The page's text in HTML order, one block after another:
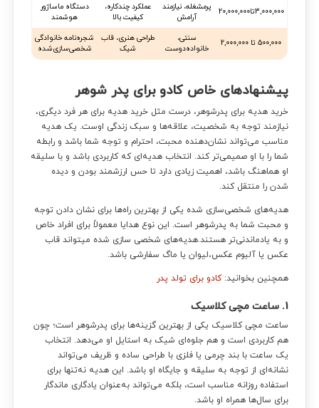
دستگاه ماساژور
هوشمند
عملکرد چندکاره،
کیفیت بالا
پرمشغله، نیازمند
آرامش
3,000,000تا20,000,000
شجره‌نامه خانوادگی
شخصی‌سازی‌شده
طراحی هنری، قاب
شیک
سنتی،
خانواده‌دوست
500,000 تا 2,000,000
پیشنهادهای خاص کادو برای پدر شوهر
خرید هدیه برای پدرشوهر، درست مثل خرید هدیه برای هر فرد دیگری،
نیازمند توجه به شخصیت، علاقه‌ها و سبک زندگی اوست. یک هدیه
مناسب می‌تواند نشان‌دهنده محبت، احترام و توجه شما باشد و رابطه
شما را با او صمیمی‌تر کند. انتخاب هدیه‌ای که کاربردی باشد و با سلیقه
او هماهنگ باشد، اهمیت زیادی دارد تا حس ارزشمند بودن و دیده
شدن را منتقل کند.
هدیه‌های شخصی‌سازی شده یکی از بهترین راه‌ها برای نشان دادن توجه
و محبت شما به پدرشوهر است. این نوع هدایا معمولاً برای افراد خاص
و به یادماندنی‌تر هستند.هدیه‌های شخصی سازی شده میتواند قاب
عکس یا آلبوم عکس،لیوان یا ماگ سفارشی باشد.
همچنین بخوانید:کادو برای تولد پدر
1. ساعت مچی کلاسیک
ساعت مچی کلاسیک یکی از بهترین گزینه‌ها برای پدرشوهر است؛ چون
هم کاربردی است و هم جلوه‌ای شیک به استایل او می‌دهد. انتخاب
یک ساعت با بند چرمی یا فلزی با طراحی ساده و ظریف می‌تواند
نشانه‌ای از توجه به سلیقه و جایگاه او باشد. این هدیه نه‌تنها برای
استفاده روزانه مناسب است، بلکه می‌تواند به‌عنوان یادگاری ماندگار
برای سال‌ها همراه او باشد.